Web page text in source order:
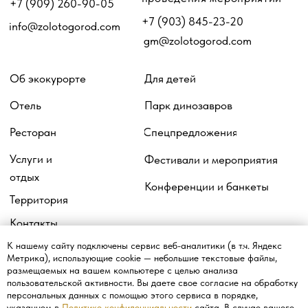
К нашему сайту подключены сервис веб-аналитики (в т.ч. Яндекс
Метрика), использующие cookie — небольшие текстовые файлы,
размещаемых на вашем компьютере с целью анализа
пользовательской активности. Вы даете свое согласие на обработку
персональных данных с помощью этого сервиса в порядке,
Согласие на обработку данных
метрическими программами